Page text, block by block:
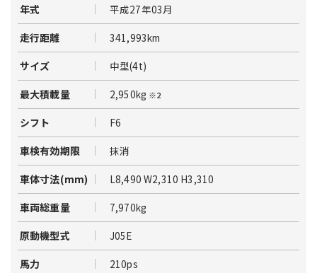
年式 平成27年03月
走行距離 341,993km
サイズ 中型(4t)
最大積載量 2,950kg ※2
シフト F6
車検有効期限 抹消
車体寸法(mm) L8,490 W2,310 H3,310
車両総重量 7,970kg
原動機型式 J05E
馬力 210ps